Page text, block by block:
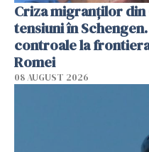
Criza migranților
tensiuni în
controale la
Romei
08 AUGUST 2026